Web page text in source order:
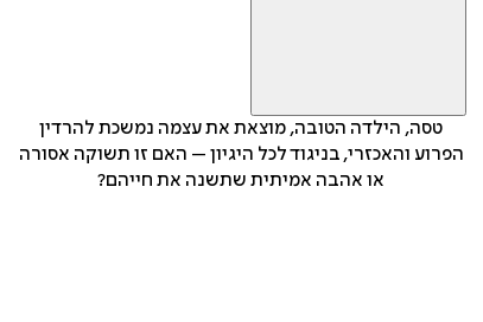
טסה, הילדה הטובה, מוצאת את עצמה נמשכת להרדין
הפרוע והאכזרי, בניגוד לכל היגיון – האם זו תשוקה אסורה
או אהבה אמיתית שתשנה את חייהם?